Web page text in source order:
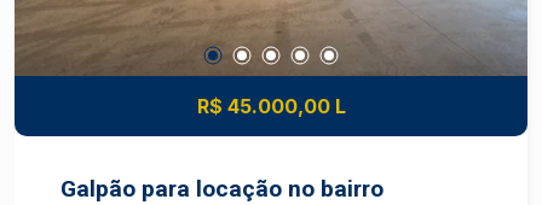
para operações industriais - Equipamentos que
otimizam a movimentação de cargas - Pé-direito
elevado para maior versatilidade operacional -
Fácil acesso para caminhões e veículos de
grande porte - Excelente opção para empresas
LOCALIZAÇÃO E ACESSO - Localizado no bairro
R$ 45.000,00 L
Galpão para locação no bairro